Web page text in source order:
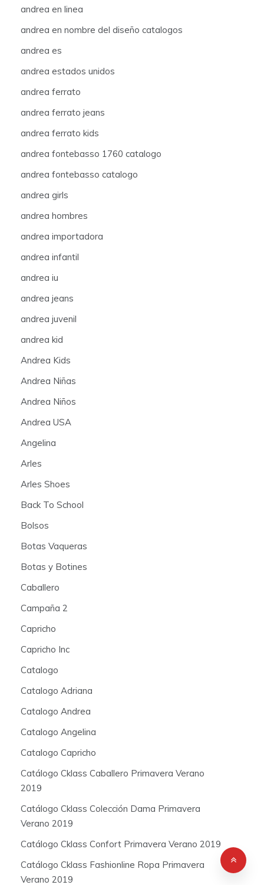
andrea en linea
andrea en nombre del diseño catalogos
andrea es
andrea estados unidos
andrea ferrato
andrea ferrato jeans
andrea ferrato kids
andrea fontebasso 1760 catalogo
andrea fontebasso catalogo
andrea girls
andrea hombres
andrea importadora
andrea infantil
andrea iu
andrea jeans
andrea juvenil
andrea kid
Andrea Kids
Andrea Niñas
Andrea Niños
Andrea USA
Angelina
Arles
Arles Shoes
Back To School
Bolsos
Botas Vaqueras
Botas y Botines
Caballero
Campaña 2
Capricho
Capricho Inc
Catalogo
Catalogo Adriana
Catalogo Andrea
Catalogo Angelina
Catalogo Capricho
Catálogo Cklass Caballero Primavera Verano
2019
Catálogo Cklass Colección Dama Primavera
Verano 2019
Catálogo Cklass Confort Primavera Verano 2019
Catálogo Cklass Fashionline Ropa Primavera
Verano 2019